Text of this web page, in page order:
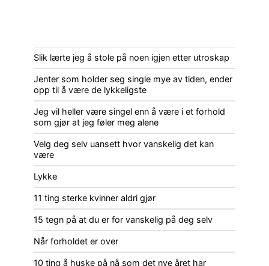
Slik lærte jeg å stole på noen igjen etter utroskap
Jenter som holder seg single mye av tiden, ender
opp til å være de lykkeligste
Jeg vil heller være singel enn å være i et forhold
som gjør at jeg føler meg alene
Velg deg selv uansett hvor vanskelig det kan
være
Lykke
11 ting sterke kvinner aldri gjør
15 tegn på at du er for vanskelig på deg selv
Når forholdet er over
10 ting å huske på nå som det nye året har